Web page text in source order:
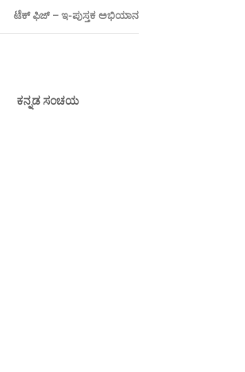
ಟೆಕ್ ಫಿಜ್ – ಇ-ಪುಸ್ತಕ ಅಭಿಯಾನ
ಕನ್ನಡ ಸಂಚಯ